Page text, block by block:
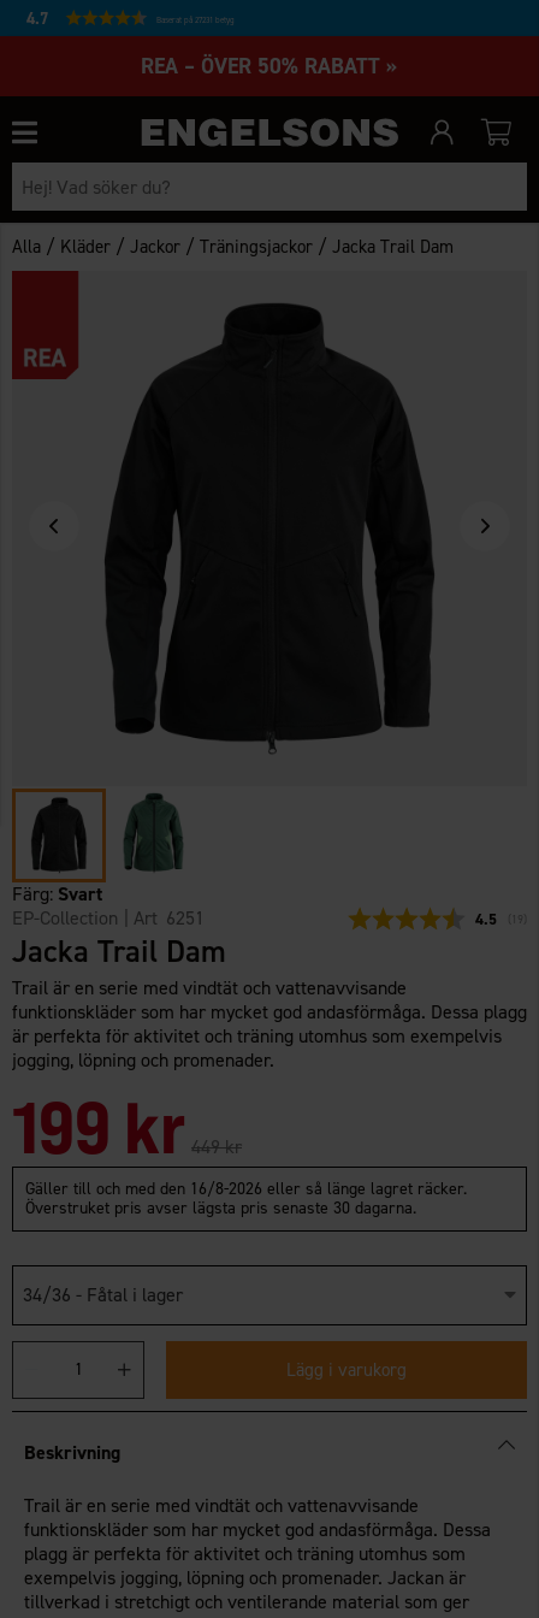
4.7 Baserat på 27231 betyg
REA – ÖVER 50% RABATT »
Alla / Kläder /Jackor /Träningsjackor /Jacka Trail Dam
Färg: Svart
EP-Collection
| Art 6251 4.5 19
Jacka Trail Dam
Trail är en serie med vindtät och vattenavvisande
funktionskläder som har mycket god andasförmåga. Dessa plagg
är perfekta för aktivitet och träning utomhus som exempelvis
jogging, löpning och promenader.
199 kr 449 kr
Gäller till och med den 16/8-2026 eller så länge lagret räcker.
Överstruket pris avser lägsta pris senaste 30 dagarna.
34/36 - Fåtal i lager
Lägg i varukorg
Beskrivning
Trail är en serie med vindtät och vattenavvisande
funktionskläder som har mycket god andasförmåga. Dessa
plagg är perfekta för aktivitet och träning utomhus som
exempelvis jogging, löpning och promenader. Jackan är
tillverkad i stretchigt och ventilerande material som ger